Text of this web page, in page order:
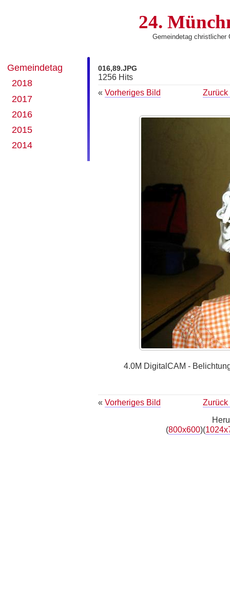
24.
Gemeindetag christlicher
Gemeindetag
2018
2017
2016
2015
2014
016,89.JPG
1256 Hits
« Vorheriges Bild Zurück
4.0M DigitalCAM -
« Vorheriges Bild
Zurück
(800x600)(